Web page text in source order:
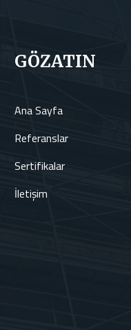
GÖZATIN
Ana Sayfa
Referanslar
Sertifikalar
İletişim